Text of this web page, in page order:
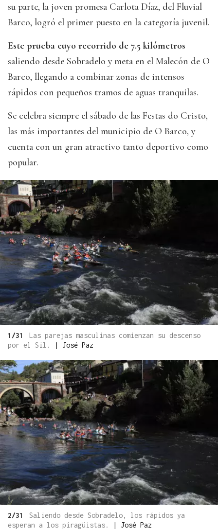
su parte, la joven promesa Carlota Díaz, del Fluvial
Barco, logró el primer puesto en la categoría juvenil.
Este prueba cuyo recorrido de 7.5 kilómetros
saliendo desde Sobradelo y meta en el Malecón de O
Barco, llegando a combinar zonas de intensos
rápidos con pequeños tramos de aguas tranquilas.
Se celebra siempre el sábado de las Festas do Cristo,
las más importantes del municipio de O Barco, y
cuenta con un gran atractivo tanto deportivo como
popular.
1/31
Las parejas masculinas comienzan su descenso
por el Sil.
| José Paz
2/31
Saliendo desde Sobradelo, los rápidos ya
esperan a los piragüistas.
| José Paz